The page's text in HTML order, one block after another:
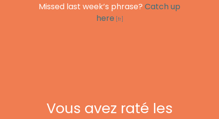
Missed last week’s phrase? Catch up
here
Vous avez raté les